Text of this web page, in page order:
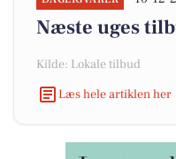
Næste uges
Kilde: Lokale tilbud
Læs hele artiklen her